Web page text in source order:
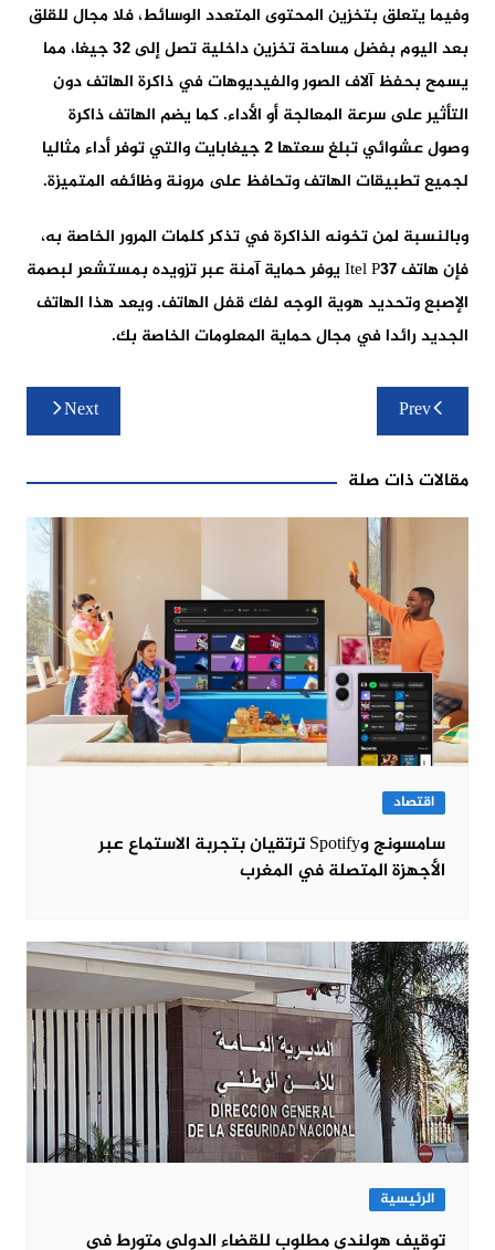
وفيما يتعلق بتخزين المحتوى المتعدد الوسائط، فلا مجال للقلق
بعد اليوم بفضل مساحة تخزين داخلية تصل إلى 32 جيغا، مما
يسمح بحفظ آلاف الصور والفيديوهات في ذاكرة الهاتف دون
التأثير على سرعة المعالجة أو الأداء. كما يضم الهاتف ذاكرة
وصول عشوائي تبلغ سعتها 2 جيغابايت والتي توفر أداء مثاليا
لجميع تطبيقات الهاتف وتحافظ على مرونة وظائفه المتميزة.
وبالنسبة لمن تخونه الذاكرة في تذكر كلمات المرور الخاصة به،
فإن هاتف Itel P37 يوفر حماية آمنة عبر تزويده بمستشعر لبصمة
الإصبع وتحديد هوية الوجه لفك قفل الهاتف. ويعد هذا الهاتف
الجديد رائدا في مجال حماية المعلومات الخاصة بك.
تصفّح
المقالات
Prev
Next
مقالات ذات صلة
اقتصاد
سامسونج وSpotify ترتقيان بتجربة الاستماع عبر
الأجهزة المتصلة في المغرب
الرئيسية
توقيف هولندي مطلوب للقضاء الدولي متورط في